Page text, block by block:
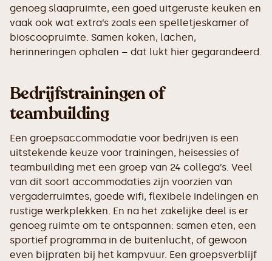
genoeg slaapruimte, een goed uitgeruste keuken en
vaak ook wat extra’s zoals een spelletjeskamer of
bioscoopruimte. Samen koken, lachen,
herinneringen ophalen – dat lukt hier gegarandeerd.
Bedrijfstrainingen of
teambuilding
Een groepsaccommodatie voor bedrijven is een
uitstekende keuze voor trainingen, heisessies of
teambuilding met een groep van 24 collega’s. Veel
van dit soort accommodaties zijn voorzien van
vergaderruimtes, goede wifi, flexibele indelingen en
rustige werkplekken. En na het zakelijke deel is er
genoeg ruimte om te ontspannen: samen eten, een
sportief programma in de buitenlucht, of gewoon
even bijpraten bij het kampvuur. Een groepsverblijf